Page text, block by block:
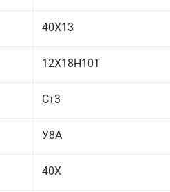
40Х13
12Х18Н10Т
Ст3
У8А
40Х